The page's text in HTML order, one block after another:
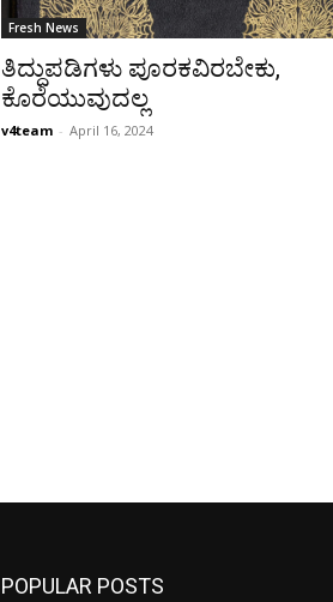
Fresh News
ತಿದ್ದುಪಡಿಗಳು ಪೂರಕವಿರಬೇಕು,
ಕೊರೆಯುವುದಲ್ಲ
v4team - April 16, 2024
POPULAR POSTS